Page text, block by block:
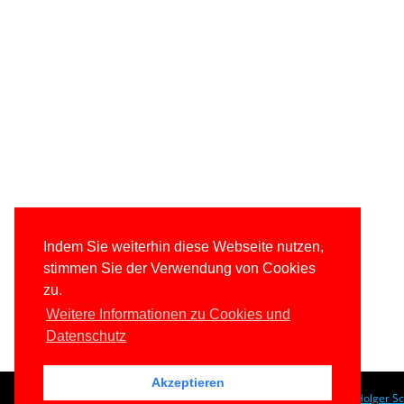
Indem Sie weiterhin diese Webseite nutzen,
stimmen Sie der Verwendung von Cookies
zu.
Weitere Informationen zu Cookies und
Datenschutz
Akzeptieren
© 1996-2026www.IT-Visions.at- Dr. Holger